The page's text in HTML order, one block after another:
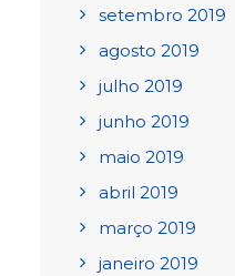
setembro 2019
agosto 2019
julho 2019
junho 2019
maio 2019
abril 2019
março 2019
janeiro 2019